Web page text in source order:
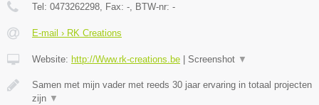
Tel: 0473262298, Fax: -, BTW-nr: -
E-mail › RK Creations
Website: http://Www.rk-creations.be Screenshot ▼
Samen met mijn vader met reeds 30 jaar ervaring in totaal projecten
zijn ▼